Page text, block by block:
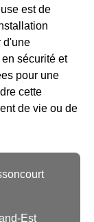
est de
d'une
sécurité et
pour une
cette
de vie ou de
Est